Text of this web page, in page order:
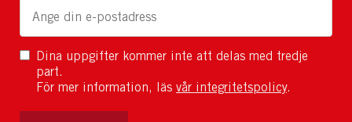
Dina uppgifter kommer inte att delas med tredje
part.
För mer information, läs vår integritetspolicy.